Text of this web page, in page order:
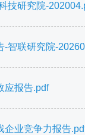
技研究院-
-智联研究院-
应报告.pdf
企业竞争力报告